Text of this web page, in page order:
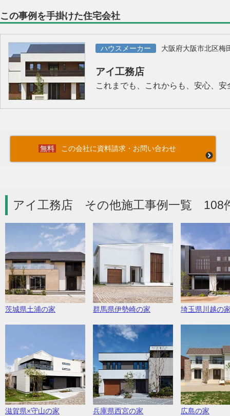
この事例を手掛けた住宅会社
ハウスメーカー 大阪府大阪市北区梅
アイ工務店
これまでも、これからも、安心、安
この会社に資料請求・お問い合わせ
アイ工務店 その他施工事例一覧 108
茨城県土浦の家 群馬県伊勢崎の家 埼玉県川越の
滋賀県×守山の家 兵庫県西宮の家 広島の家